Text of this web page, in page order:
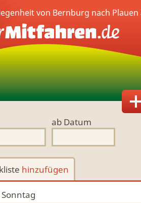
ab Datum
von Bernburg nach Plauen
hinzufügen